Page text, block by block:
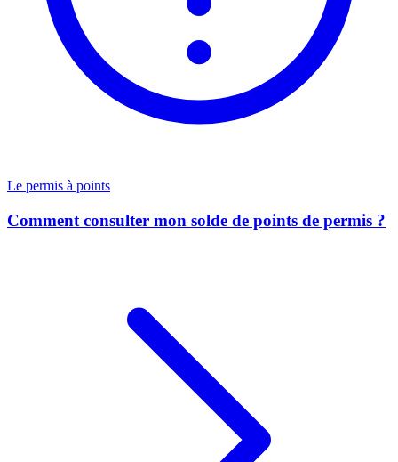
Le permis à points
Comment consulter mon solde de points de permis ?